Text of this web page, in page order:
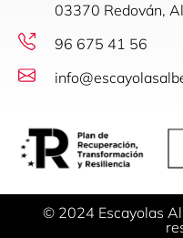
03370 Redován,
96 675 41 56
© 2024 Escayolas